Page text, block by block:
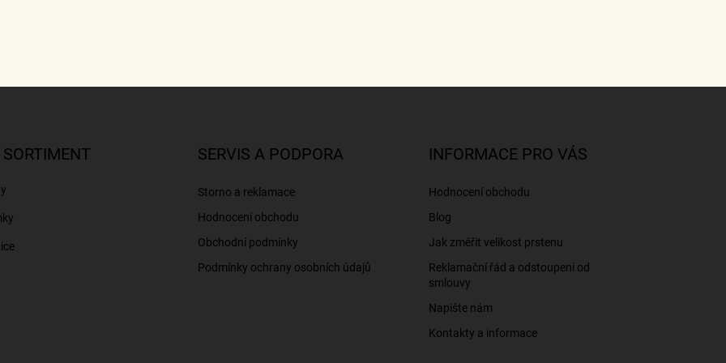
SERVIS A PODPORA
Storno a reklamace
Hodnocení obchodu
Obchodní podmínky
Podmínky ochrany osobních údajů
INFORMACE PRO VÁS
Hodnocení obchodu
Blog
Jak změřit velikost prstenu
Reklamační řád a odstoupení od
smlouvy
Napište nám
Kontakty a informace